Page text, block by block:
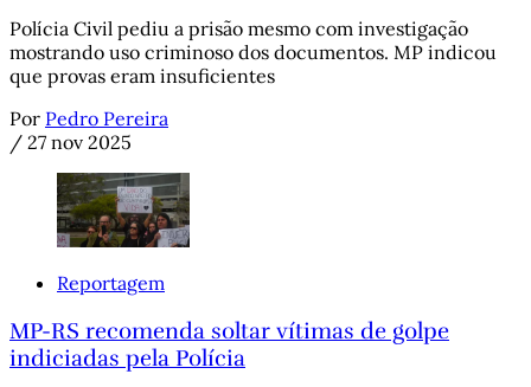
Polícia Civil pediu a prisão mesmo com investigação
mostrando uso criminoso dos documentos. MP indicou
que provas eram insuficientes
Por Pedro Pereira
/ 27 nov 2025
Reportagem
MP-RS recomenda soltar vítimas de golpe
indiciadas pela Polícia